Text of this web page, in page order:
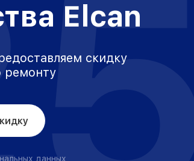
Elcan
скидку
ремонту
данных